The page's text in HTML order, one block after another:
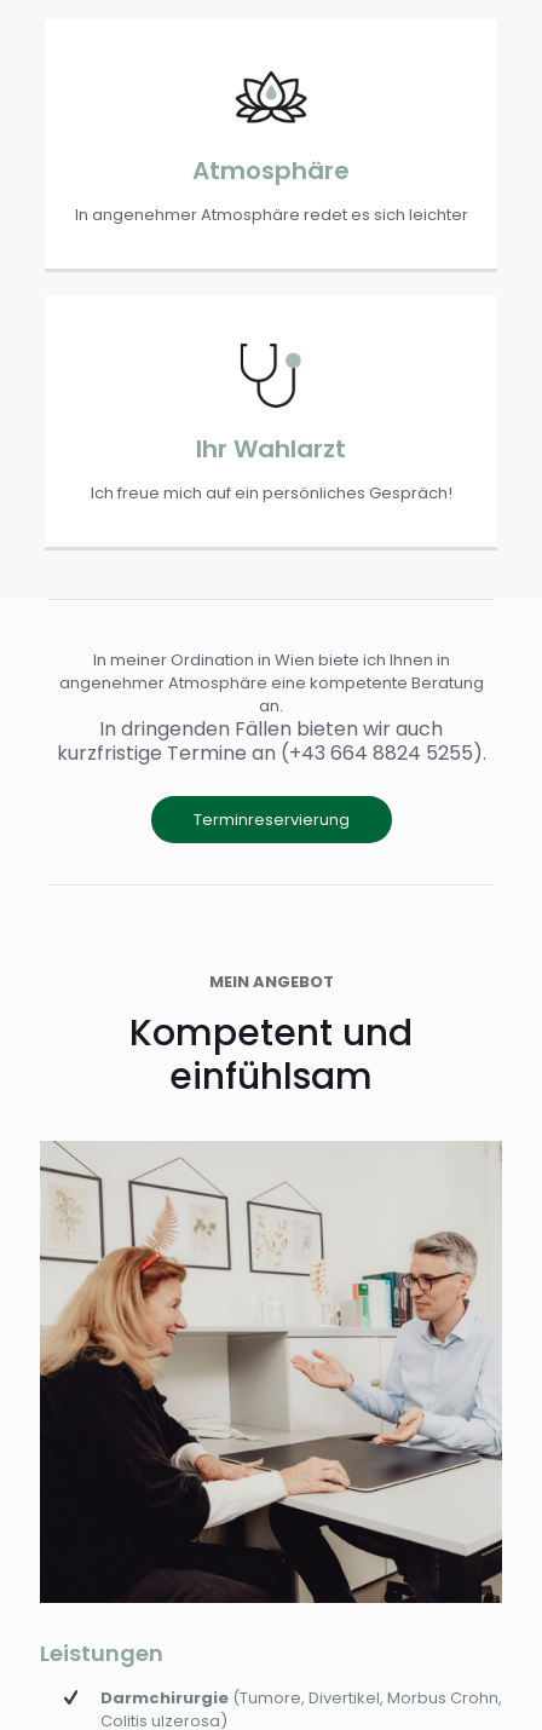
Atmosphäre
In angenehmer Atmosphäre redet es sich leichter
Ihr Wahlarzt
Ich freue mich auf ein persönliches Gespräch!
In meiner Ordination in Wien biete ich Ihnen in
angenehmer Atmosphäre eine kompetente Beratung
an.
In dringenden Fällen bieten wir auch
kurzfristige Termine an (+43 664 8824 5255).
Terminreservierung
MEIN ANGEBOT
Kompetent und
einfühlsam
Leistungen
Darmchirurgie (Tumore, Divertikel, Morbus Crohn,
Colitis ulzerosa)